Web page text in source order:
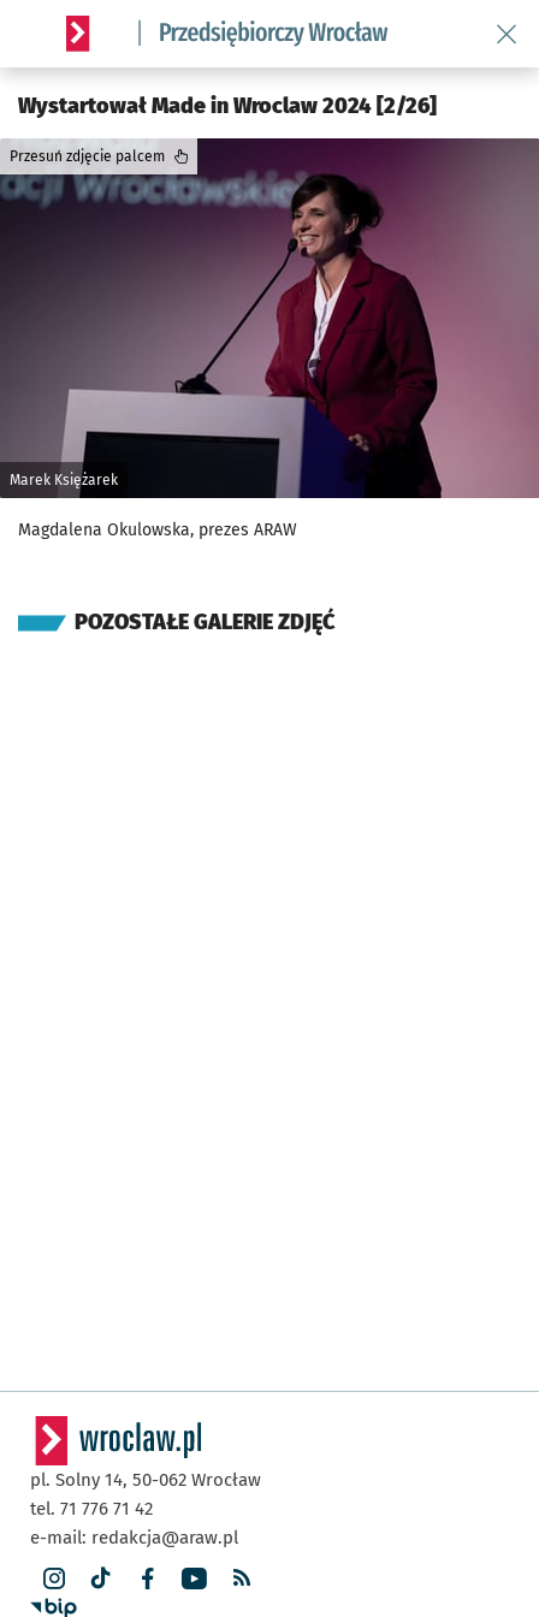
Serwis informacyjny wroclaw.pl podserwis: Strategia
Wystartował Made in Wroclaw 2024 [2/26]
Marek Księżarek
Przesuń zdjęcie palcem
Magdalena Okulowska, prezes ARAW
POZOSTAŁE GALERIE ZDJĘĆ
pl. Solny 14, 50-062 Wrocław
tel. 71 776 71 42
e-mail: redakcja@araw.pl